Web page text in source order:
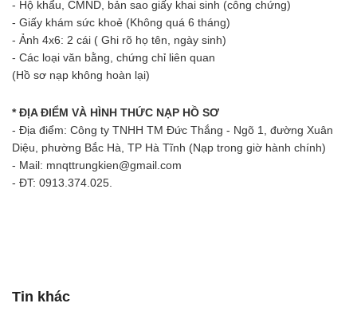
- Hộ khẩu, CMND, bản sao giấy khai sinh (công chứng)
- Giấy khám sức khoẻ (Không quá 6 tháng)
- Ảnh 4x6: 2 cái ( Ghi rõ họ tên, ngày sinh)
- Các loại văn bằng, chứng chỉ liên quan
(Hồ sơ nạp không hoàn lại)
* ĐỊA ĐIỂM VÀ HÌNH THỨC NẠP HỒ SƠ
- Địa điểm: Công ty TNHH TM Đức Thắng - Ngõ 1, đường Xuân
Diệu, phường Bắc Hà, TP Hà Tĩnh (Nạp trong giờ hành chính)
- Mail: mnqttrungkien@gmail.com
- ĐT: 0913.374.025.
Tin khác